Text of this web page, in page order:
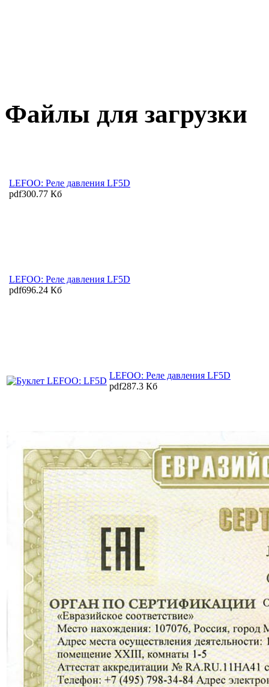
Файлы для загрузки
LEFOO: Реле давления LF5D
pdf300.77 Кб
LEFOO: Реле давления LF5D
pdf696.24 Кб
LEFOO: Реле давления LF5D
pdf287.3 Кб